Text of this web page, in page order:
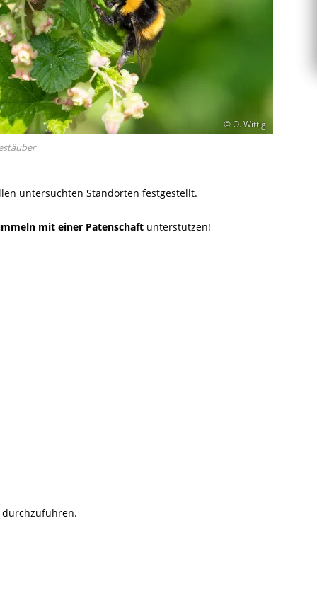
© O. Wittig
untersuchten Standorten festgestellt.
mit einer Patenschaft unterstützen!
durchzuführen.